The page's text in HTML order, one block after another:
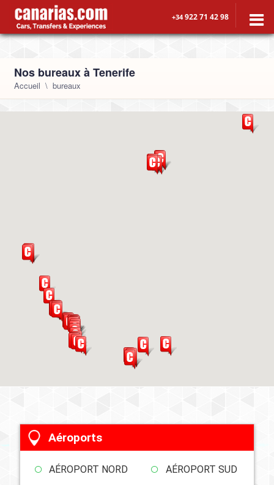
+34922 71 42 98
Nos bureaux à Tenerife
Accueil bureaux
Aéroports
AÉROPORT NORD AÉROPORT SUD